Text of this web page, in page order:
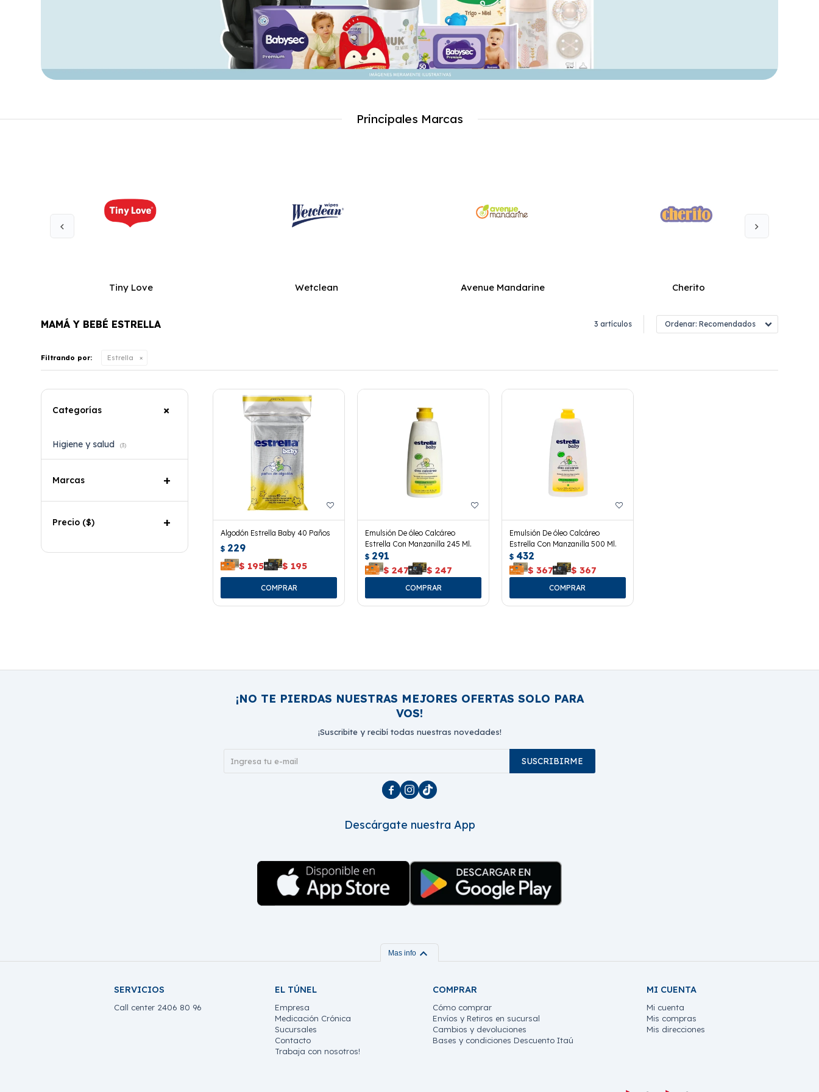
Principales Marcas
Tiny Love Wetclean Avenue Mandarine Cherito
MAMÁ Y BEBÉ ESTRELLA 3 artículos Recomendados
Filtrando por: Estrella
Algodón Estrella Baby 40 Paños
$ 229
$ 195 $ 195
Emulsión De óleo Calcáreo
Estrella Con Manzanilla 245 Ml.
$ 291
$ 247 $ 247
Emulsión De óleo Calcáreo
Estrella Con Manzanilla 500 Ml.
$ 432
$ 367 $ 367
Categorías
Higiene y salud (3)
Marcas
Precio ($)
¡NO TE PIERDAS NUESTRAS MEJORES OFERTAS SOLO PARA
VOS!
¡Suscribite y recibí todas nuestras novedades!
SUSCRIBIRME
  
Descárgate nuestra App
Mas info expand_more
SERVICIOS
Call center 2406 80 96
EL TÚNEL
Empresa
Medicación Crónica
Sucursales
Contacto
Trabaja con nosotros!
COMPRAR
Cómo comprar
Envíos y Retiros en sucursal
Cambios y devoluciones
Bases y condiciones Descuento Itaú
MI CUENTA
Mi cuenta
Mis compras
Mis direcciones